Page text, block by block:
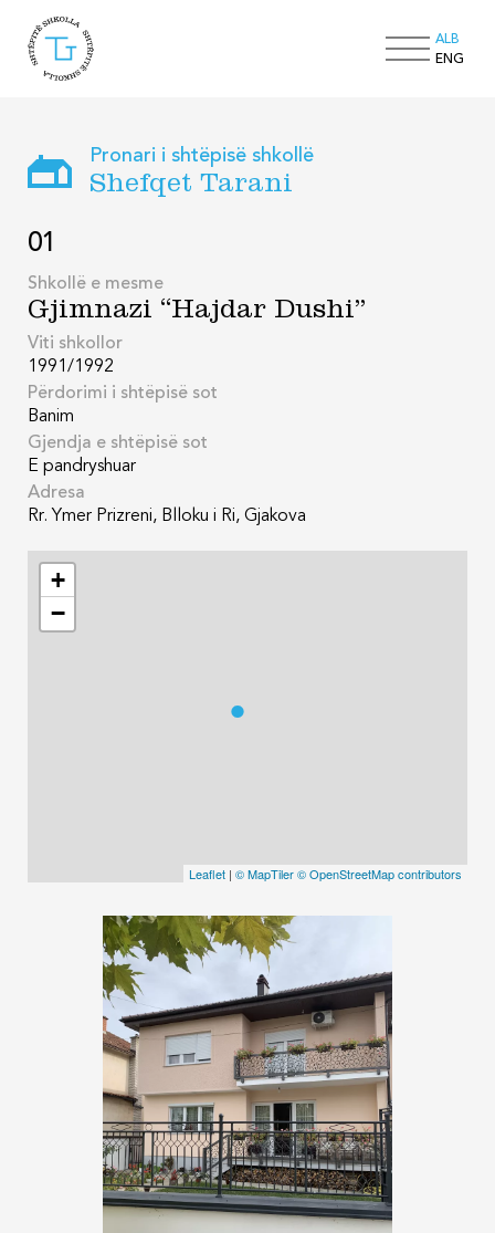
ALB
ENG
Pronari i shtëpisë shkollë
Shefqet Tarani
01
Shkollë e mesme
Gjimnazi “Hajdar Dushi”
Viti shkollor
1991/1992
Përdorimi i shtëpisë sot
Banim
Gjendja e shtëpisë sot
E pandryshuar
Adresa
Rr. Ymer Prizreni, Blloku i Ri, Gjakova
+
−
Leaflet | © MapTiler© OpenStreetMap contributors